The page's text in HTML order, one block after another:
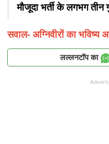
मौजूदा भर्ती के लगभग तीन
सवाल- अग्निवीरों का भविष्य
लल्लनटॉप का